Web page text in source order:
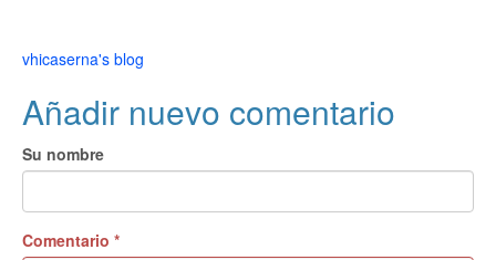
vhicaserna's blog
Añadir nuevo comentario
Su nombre
Comentario *